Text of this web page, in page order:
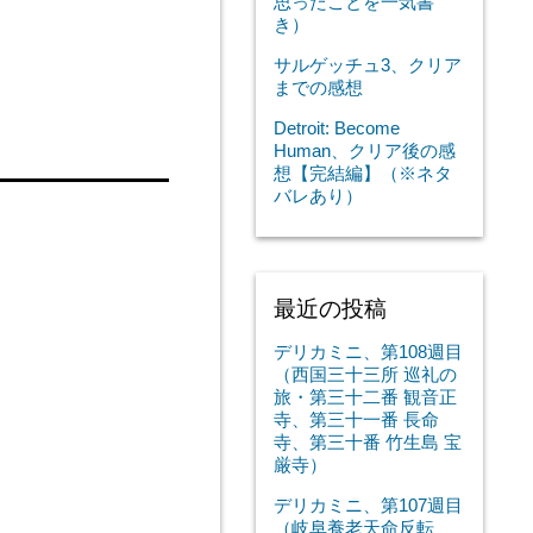
き）
サルゲッチュ3、クリア
までの感想
Detroit: Become
Human、クリア後の感
想【完結編】（※ネタ
バレあり）
最近の投稿
デリカミニ、第108週目
（西国三十三所 巡礼の
旅・第三十二番 観音正
寺、第三十一番 長命
寺、第三十番 竹生島 宝
厳寺）
デリカミニ、第107週目
（岐阜養老天命反転